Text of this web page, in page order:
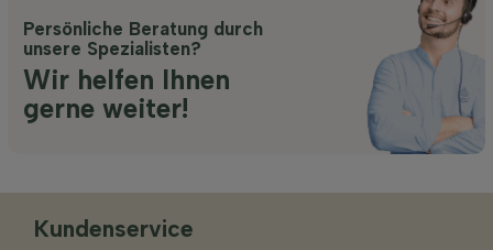
Persönliche Beratung durch
unsere Spezialisten?
Wir helfen Ihnen
gerne weiter!
Kundenservice